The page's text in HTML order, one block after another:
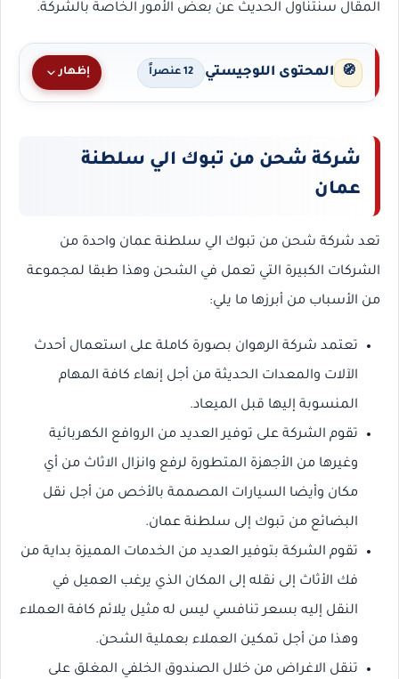
المقال سنتناول الحديث عن بعض الأمور الخاصة بالشركة.
🧭 المحتوى اللوجيستي 12 عنصراً إظهار
شركة شحن من تبوك الي سلطنة
عمان
تعد شركة شحن من تبوك الي سلطنة عمان واحدة من
الشركات الكبيرة التي تعمل في الشحن وهذا طبقا لمجموعة
من الأسباب من أبرزها ما يلي:
تعتمد شركة الرهوان بصورة كاملة على استعمال أحدث
الآلات والمعدات الحديثة من أجل إنهاء كافة المهام
المنسوبة إليها قبل الميعاد.
تقوم الشركة على توفير العديد من الروافع الكهربائية
وغيرها من الأجهزة المتطورة لرفع وانزال الاثاث من أي
مكان وأيضا السيارات المصممة بالأخص من أجل نقل
البضائع من تبوك إلى سلطنة عمان.
تقوم الشركة بتوفير العديد من الخدمات المميزة بداية من
فك الأثاث إلى نقله إلى المكان الذي يرغب العميل في
النقل إليه بسعر تنافسي ليس له مثيل يلائم كافة العملاء
وهذا من أجل تمكين العملاء بعملية الشحن.
تنقل الاغراض من خلال الصندوق الخلفي المغلق على